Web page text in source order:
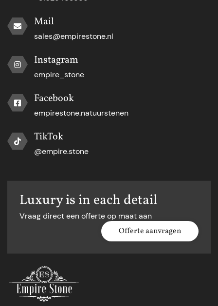
Mail
sales@empirestone.nl
Instagram
empire_stone
Facebook
empirestone.natuurstenen
TikTok
@empire.stone
Luxury is in each detail
Vraag direct een offerte op maat aan
Offerte aanvragen